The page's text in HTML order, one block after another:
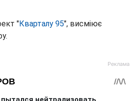
"Кварталу 95", висміює